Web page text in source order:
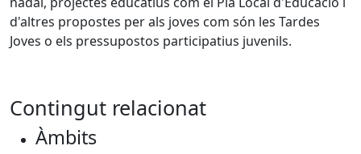
d'altres propostes per als joves com són les Tardes
Joves o els pressupostos participatius juvenils.
Contingut relacionat
Àmbits